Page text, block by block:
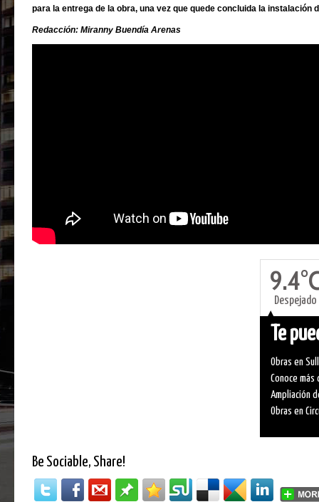
para la entrega de la obra, una vez que quede concluida la instalación
Redacción: Miranny Buendía Arenas
Despejado
Te
Obras en
Conoce
Ampliación
Obras en
Be Sociable, Share!